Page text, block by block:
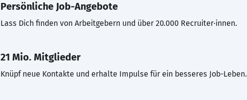
Persönliche Job-Angebote
Lass Dich finden von Arbeitgebern und über 20.000 Recruiter·innen.
21 Mio. Mitglieder
Knüpf neue Kontakte und erhalte Impulse für ein besseres Job-Leben.